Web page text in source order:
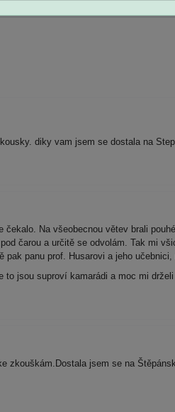
diky vam jsem se dostala na
Na všeobecnou větev brali
čarou a určitě se odvolám. Tak mi
panu prof. Husarovi a jeho
jsou suproví kamarádi a moc mi
zkouškám.Dostala jsem se na